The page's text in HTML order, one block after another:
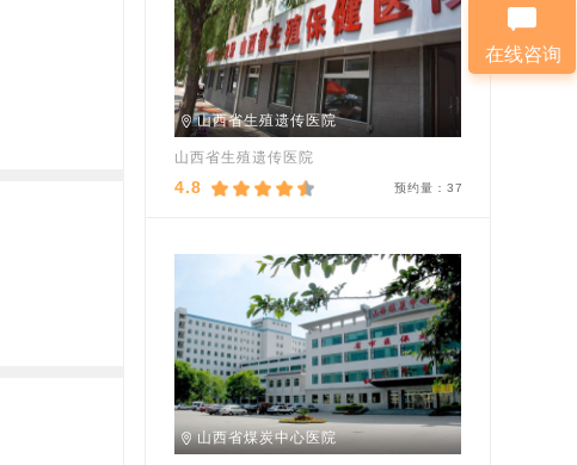
山西省生殖遗传医院
山西省生殖遗传医院
4.8 预约量：37
山西省煤炭中心医院
在线咨询